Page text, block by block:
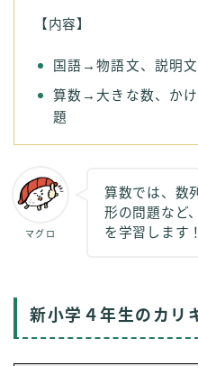
【内容】
国語→物語文、説明
算数→大きな数、か
題
マグロ
算数では、数
形の問題など、
を学習します！
新小学４年生のカリ